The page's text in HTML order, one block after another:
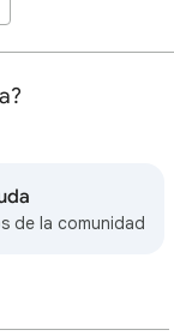
de la comunidad